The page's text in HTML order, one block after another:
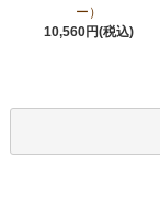
ー）
10,560円(税込)